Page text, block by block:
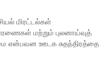
மிரட்டல்கள்
மற்றும் புலனாய்வுத்
என்பவன ஊடக சுதந்திரத்தை